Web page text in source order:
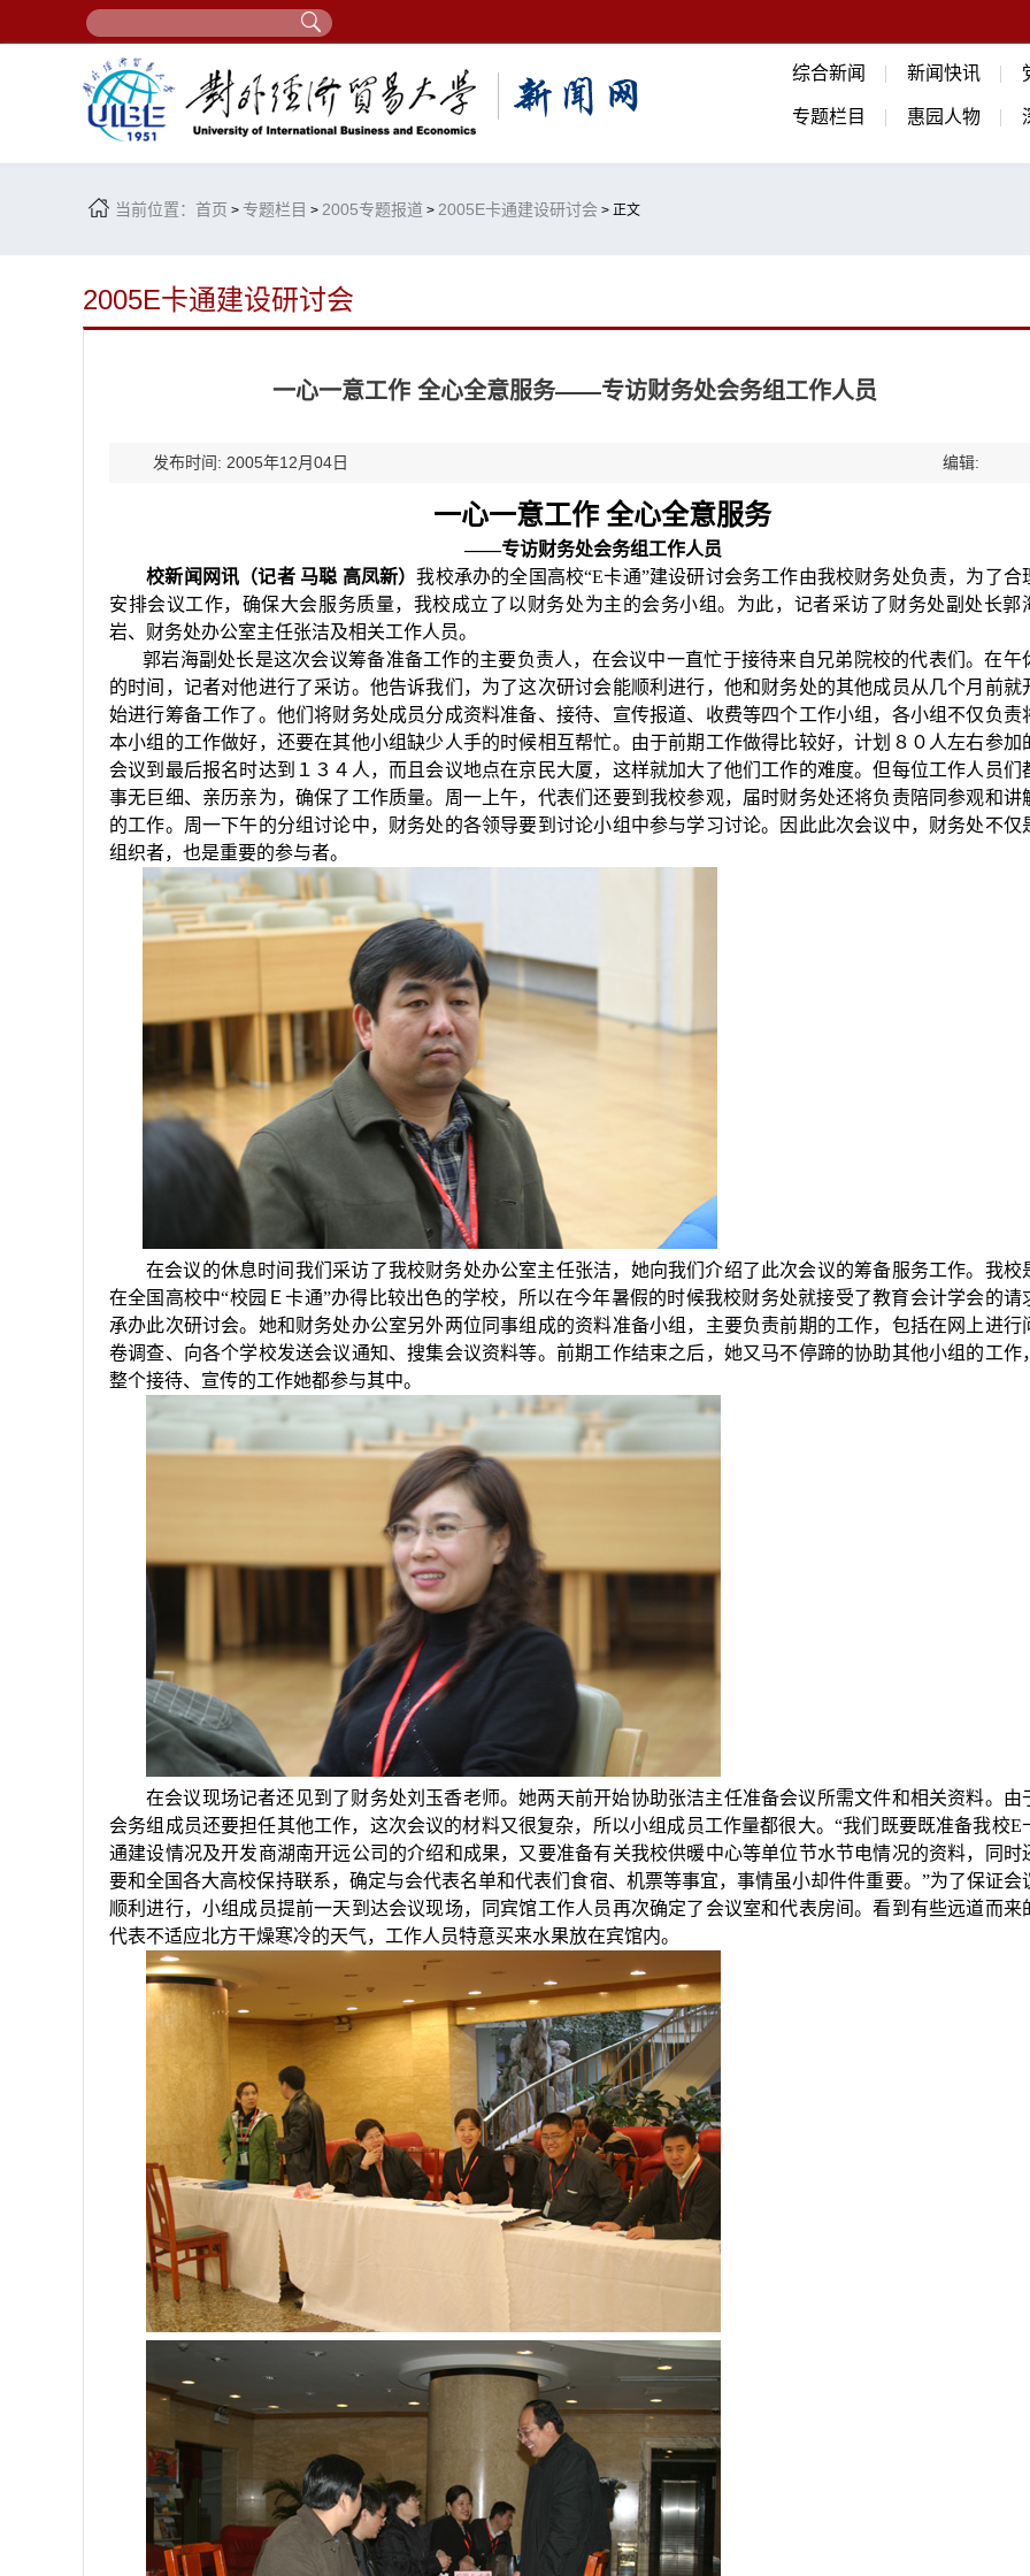
综合新闻 新闻快讯
专题栏目 惠园人物
当前位置： 首页 > 专题栏目 > 2005专题报道 > 2005E卡通建设研讨会 > 正文
2005E卡通建设研讨会
一心一意工作 全心全意服务——专访财务处会务组工作人员
发布时间: 2005年12月04日 编辑:
一心一意工作 全心全意服务
——专访财务处会务组工作人员
校新闻网讯（记者 马聪 高凤新）我校承办的全国高校“E卡通”建设研讨会务工作由我校财务处负责，为了合
安排会议工作，确保大会服务质量，我校成立了以财务处为主的会务小组。为此，记者采访了财务处副处长郭
岩、财务处办公室主任张洁及相关工作人员。
郭岩海副处长是这次会议筹备准备工作的主要负责人，在会议中一直忙于接待来自兄弟院校的代表们。在午
的时间，记者对他进行了采访。他告诉我们，为了这次研讨会能顺利进行，他和财务处的其他成员从几个月前就
始进行筹备工作了。他们将财务处成员分成资料准备、接待、宣传报道、收费等四个工作小组，各小组不仅负责
本小组的工作做好，还要在其他小组缺少人手的时候相互帮忙。由于前期工作做得比较好，计划８０人左右参加
会议到最后报名时达到１３４人，而且会议地点在京民大厦，这样就加大了他们工作的难度。但每位工作人员们
事无巨细、亲历亲为，确保了工作质量。周一上午，代表们还要到我校参观，届时财务处还将负责陪同参观和讲
的工作。周一下午的分组讨论中，财务处的各领导要到讨论小组中参与学习讨论。因此此次会议中，财务处不仅
组织者，也是重要的参与者。
在会议的休息时间我们采访了我校财务处办公室主任张洁，她向我们介绍了此次会议的筹备服务工作。我校
在全国高校中“校园Ｅ卡通”办得比较出色的学校，所以在今年暑假的时候我校财务处就接受了教育会计学会的请
承办此次研讨会。她和财务处办公室另外两位同事组成的资料准备小组，主要负责前期的工作，包括在网上进行
卷调查、向各个学校发送会议通知、搜集会议资料等。前期工作结束之后，她又马不停蹄的协助其他小组的工作，
整个接待、宣传的工作她都参与其中。
在会议现场记者还见到了财务处刘玉香老师。她两天前开始协助张洁主任准备会议所需文件和相关资料。由
会务组成员还要担任其他工作，这次会议的材料又很复杂，所以小组成员工作量都很大。“我们既要既准备我校E
通建设情况及开发商湖南开远公司的介绍和成果，又要准备有关我校供暖中心等单位节水节电情况的资料，同时
要和全国各大高校保持联系，确定与会代表名单和代表们食宿、机票等事宜，事情虽小却件件重要。”为了保证会
顺利进行，小组成员提前一天到达会议现场，同宾馆工作人员再次确定了会议室和代表房间。看到有些远道而来
代表不适应北方干燥寒冷的天气，工作人员特意买来水果放在宾馆内。